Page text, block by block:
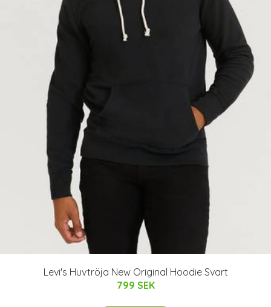
Levi's Huvtröja New Original Hoodie Svart
799 SEK